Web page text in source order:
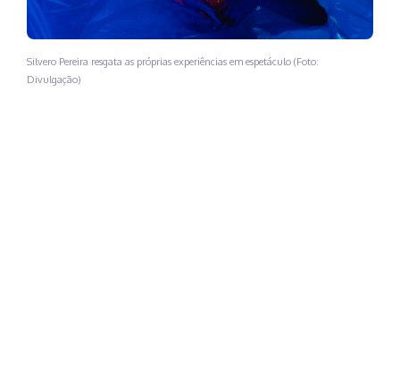
Silvero Pereira resgata as próprias experiências em espetáculo (Foto:
Divulgação)